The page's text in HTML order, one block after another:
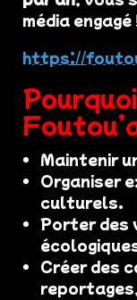
média engagé
https://
Maintenir
Organiser
culturels.
Porter des
Créer des